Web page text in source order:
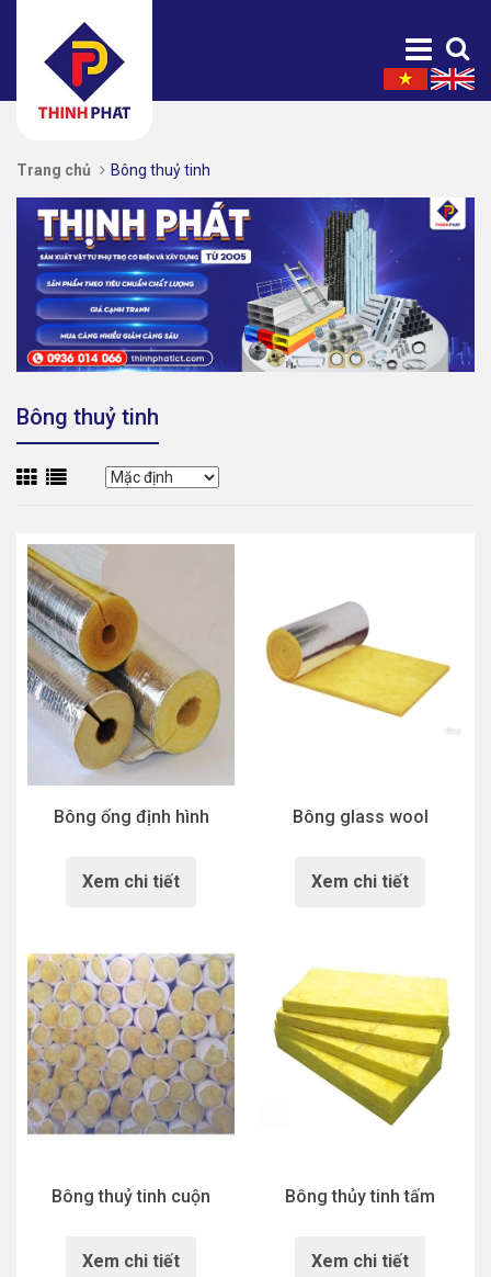
Trang chủ Bông thuỷ tinh
Bông thuỷ tinh
Bông ống định hình
Xem chi tiết
Bông glass wool
Xem chi tiết
Bông thuỷ tinh cuộn
Xem chi tiết
Bông thủy tinh tấm
Xem chi tiết